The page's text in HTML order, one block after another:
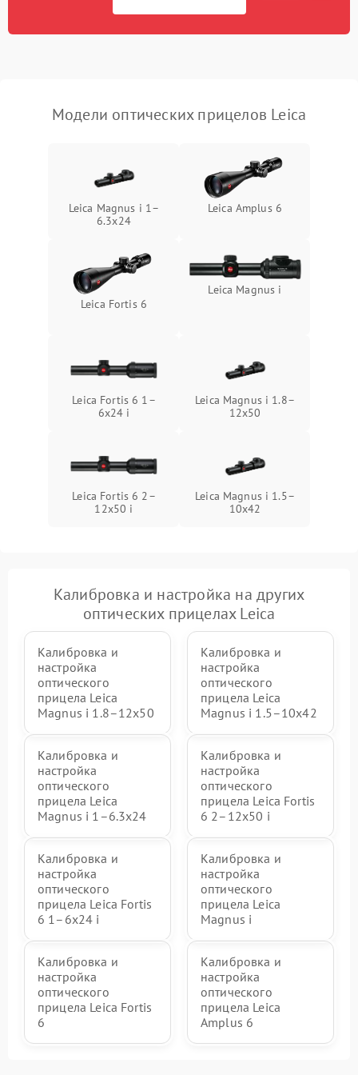
защиты от перегрева
Модели оптических прицелов Leica
Leica Magnus i 1–
6.3x24
Leica Amplus 6
Leica Fortis 6
Leica Magnus i
Leica Fortis 6 1–
6x24 i
Leica Magnus i 1.8–
12x50
Leica Fortis 6 2–
12x50 i
Leica Magnus i 1.5–
10x42
Калибровка и настройка на других
оптических прицелах Leica
Калибровка и
настройка
оптического
прицела Leica
Magnus i 1.8–12x50
Калибровка и
настройка
оптического
прицела Leica
Magnus i 1.5–10x42
Калибровка и
настройка
оптического
прицела Leica
Magnus i 1–6.3x24
Калибровка и
настройка
оптического
прицела Leica Fortis
6 2–12x50 i
Калибровка и
настройка
оптического
прицела Leica Fortis
6 1–6x24 i
Калибровка и
настройка
оптического
прицела Leica
Magnus i
Калибровка и
настройка
оптического
прицела Leica Fortis
6
Калибровка и
настройка
оптического
прицела Leica
Amplus 6